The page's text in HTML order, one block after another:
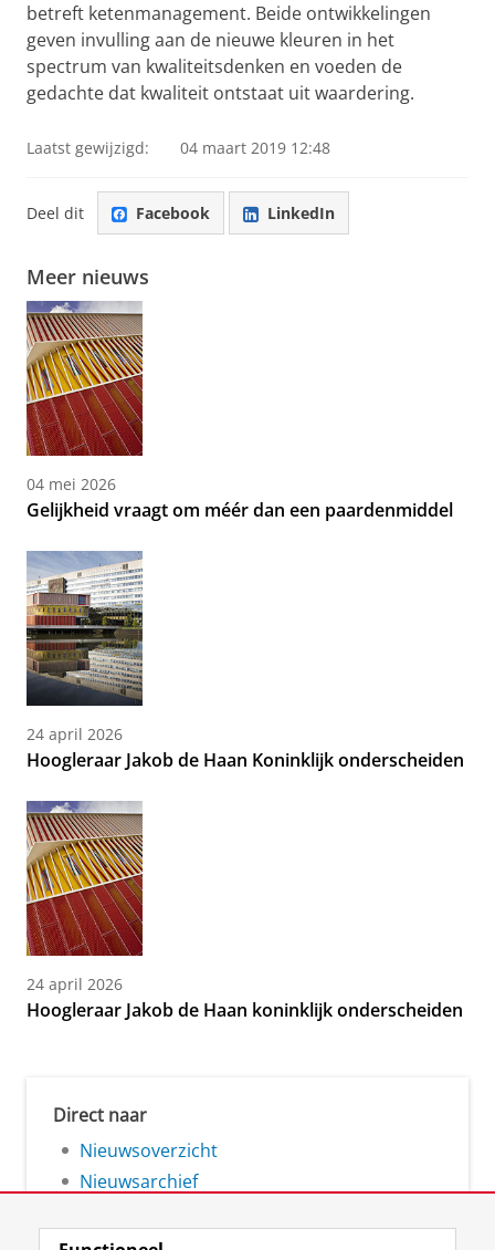
betreft ketenmanagement. Beide ontwikkelingen
geven invulling aan de nieuwe kleuren in het
spectrum van kwaliteitsdenken en voeden de
gedachte dat kwaliteit ontstaat uit waardering.
Laatst gewijzigd: 04 maart 2019 12:48
Deel dit Facebook LinkedIn
Meer nieuws
04 mei 2026
Gelijkheid vraagt om méér dan een paardenmiddel
24 april 2026
Hoogleraar Jakob de Haan Koninklijk onderscheiden
24 april 2026
Hoogleraar Jakob de Haan koninklijk onderscheiden
Direct naar
Nieuwsoverzicht
Nieuwsarchief